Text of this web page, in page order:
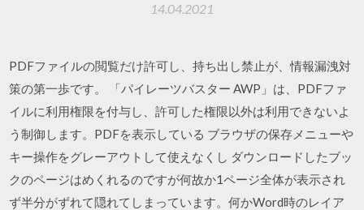
14.04.2021
PDFファイルの閲覧だけ許可し、持ち出し禁止が、情報漏洩対
策の第一歩です。 「パイレーツバスター AWP」は、PDFファ
イルに利用権限を付与し、許可した権限以外は利用できないよ
う制御します。PDFを表示している ブラウザの保存メニューや
キー操作をグレーアウトして使えなくし ダウンロードしたブッ
クのページはめくれるのですが何故か1ページ全体が表示され
ず半分がずれて隠れてしまっています。何かWord時のレイア